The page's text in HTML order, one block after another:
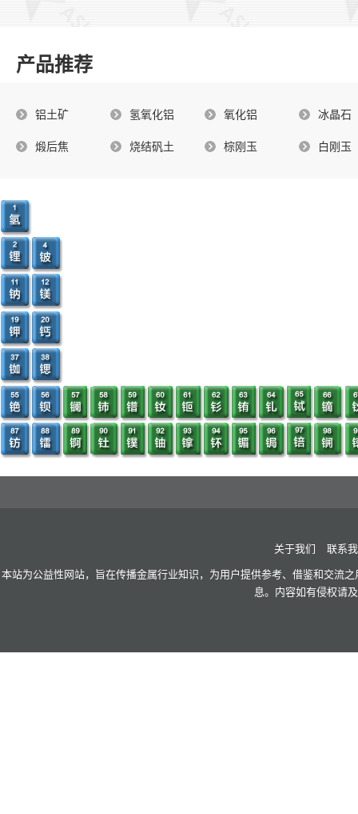
产品推荐
铝土矿 氢氧化铝 氧化铝 冰晶石
煅后焦 烧结矾土 棕刚玉 白刚玉
关于我们 联系
本站为公益性网站，旨在传播金属行业知识，为用户提供参考、借鉴和交流
息。内容如有侵权请